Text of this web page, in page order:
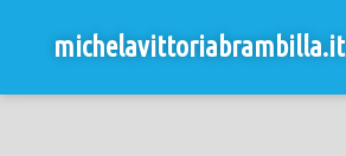
michelavittoriabrambilla.it